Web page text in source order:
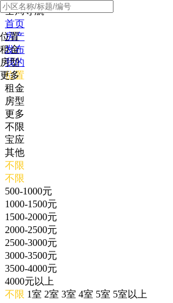
全局导航
首页
房产
发布
我的
位置
租金
房型
更多
位置
租金
房型
更多
不限
宝应
其他
不限
不限
500-1000元
1000-1500元
1500-2000元
2000-2500元
2500-3000元
3000-3500元
3500-4000元
4000元以上
不限 1室 2室 3室 4室 5室 5室以上